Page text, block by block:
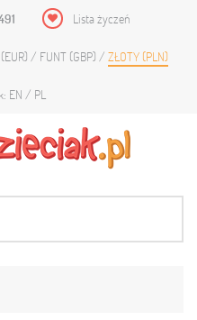
Lista życzeń
FUNT (GBP) ZŁOTY (PLN)
EN PL